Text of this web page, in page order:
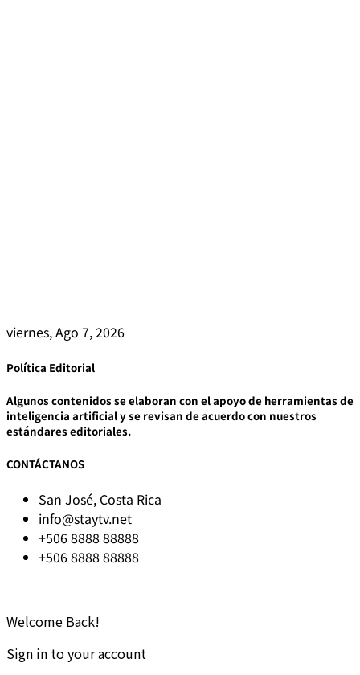
viernes, Ago 7, 2026
Política Editorial
Algunos contenidos se elaboran con el apoyo de herramientas de
inteligencia artificial y se revisan de acuerdo con nuestros
estándares editoriales.
CONTÁCTANOS
San José, Costa Rica
info@staytv.net
+506 8888 88888
+506 8888 88888
Welcome Back!
Sign in to your account